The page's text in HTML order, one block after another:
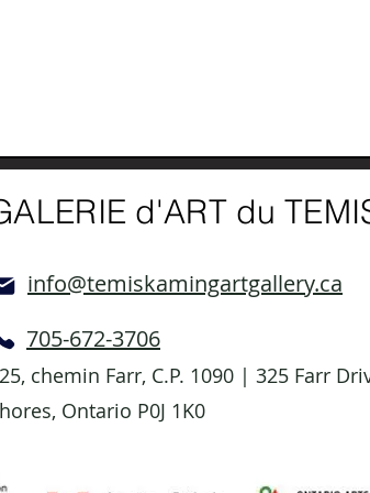
d'ART du
info@temiskamingartgallery.ca
705-672-3706
chemin Farr, C.P. 1090 | 325 Farr
Ontario P0J 1K0